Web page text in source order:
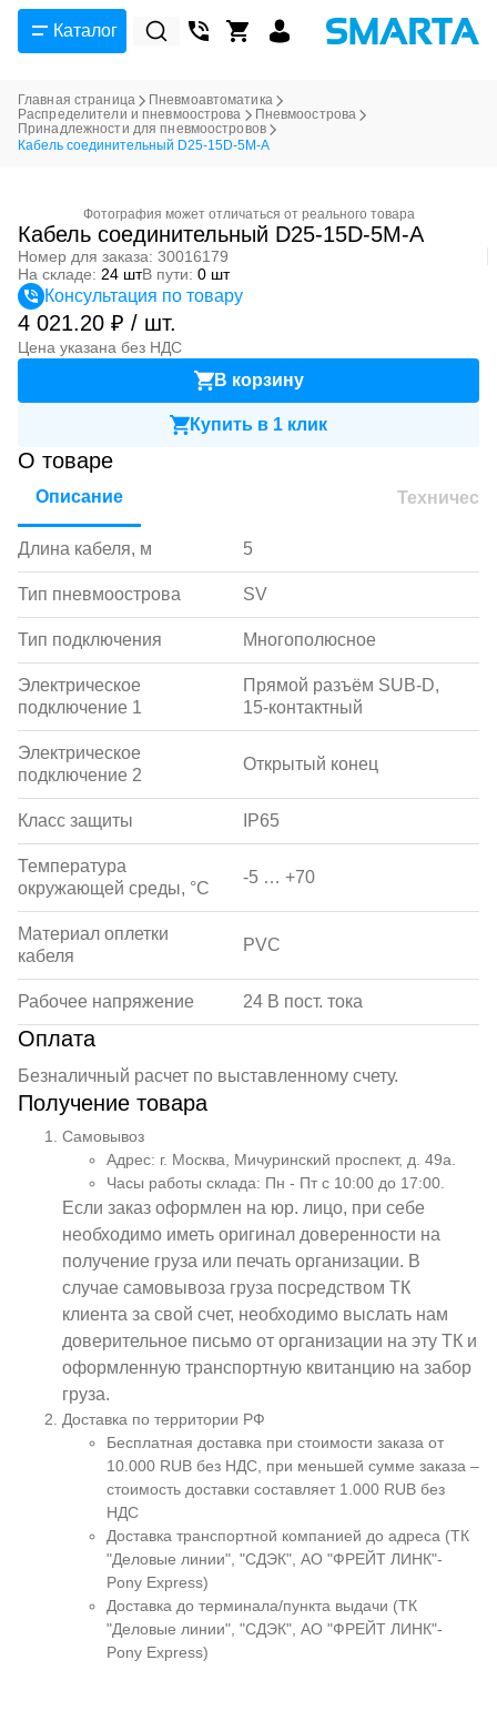
Каталог
Главная страница
Пневмоавтоматика
Распределители и пневмоострова
Пневмоострова
Принадлежности для пневмоостровов
Кабель соединительный D25-15D-5M-A
Фотография может отличаться от реального товара
Кабель соединительный D25-15D-5M-A
Номер для заказа: 30016179
На складе: 24 штВ пути: 0 шт
Консультация по товару
4 021.20 ₽ / шт.
Цена указана без НДС
В корзину
Купить в 1 клик
О товаре
Описание
Длина кабеля, м 5
Тип пневмоострова SV
Тип подключения Многополюсное
Электрическое
подключение 1
Прямой разъём SUB-D,
15-контактный
Электрическое
подключение 2
Открытый конец
Класс защиты IP65
Температура
окружающей среды, °С
-5 … +70
Материал оплетки
кабеля
PVC
Рабочее напряжение 24 В пост. тока
Оплата
Безналичный расчет по выставленному счету.
Получение товара
Самовывоз
Адрес: г. Москва, Мичуринский проспект, д. 49а.
Часы работы склада: Пн - Пт с 10:00 до 17:00.
Если заказ оформлен на юр. лицо, при себе
необходимо иметь оригинал доверенности на
получение груза или печать организации. В
случае самовывоза груза посредством ТК
клиента за свой счет, необходимо выслать нам
доверительное письмо от организации на эту ТК и
оформленную транспортную квитанцию на забор
груза.
Доставка по территории РФ
Бесплатная доставка при стоимости заказа от
10.000 RUB без НДС, при меньшей сумме заказа –
стоимость доставки составляет 1.000 RUB без
НДС
Доставка транспортной компанией до адреса (ТК
"Деловые линии", "СДЭК", АО "ФРЕЙТ ЛИНК"-
Pony Express)
Доставка до терминала/пункта выдачи (ТК
"Деловые линии", "СДЭК", АО "ФРЕЙТ ЛИНК"-
Pony Express)